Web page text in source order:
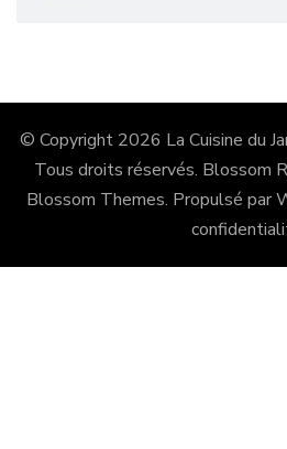
© Copyright 2026 La Cuisine du
Tous droits réservés. Blossom
Blossom Themes. Propulsé par